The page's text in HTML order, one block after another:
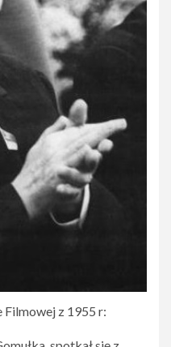
Filmowej z 1955 r: